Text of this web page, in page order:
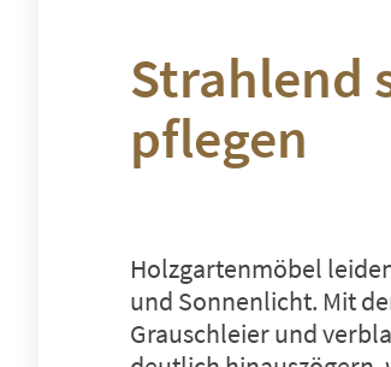
Strahlend
pflegen
Holzgartenmöbel
und Sonnenlicht. Mit
Grauschleier und